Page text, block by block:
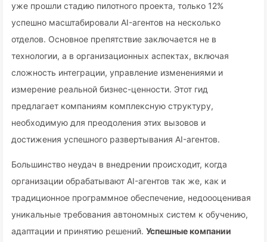
уже прошли стадию пилотного проекта, только 12%
успешно масштабировали AI-агентов на несколько
отделов. Основное препятствие заключается не в
технологии, а в организационных аспектах, включая
сложность интеграции, управление изменениями и
измерение реальной бизнес-ценности. Этот гид
предлагает компаниям комплексную структуру,
необходимую для преодоления этих вызовов и
достижения успешного развертывания AI-агентов.
Большинство неудач в внедрении происходит, когда
организации обрабатывают AI-агентов так же, как и
традиционное программное обеспечение, недоооценивая
уникальные требования автономных систем к обучению,
адаптации и принятию решений. Успешные компании